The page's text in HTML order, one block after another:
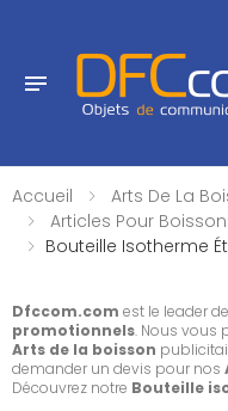
Accueil
Arts De La
Articles Pour
Bouteille Isotherme
Dfccom.com est le leader
promotionnels. Nous vous
Arts de la boisson
demander un devis pour nos
Découvrez notre Bouteille